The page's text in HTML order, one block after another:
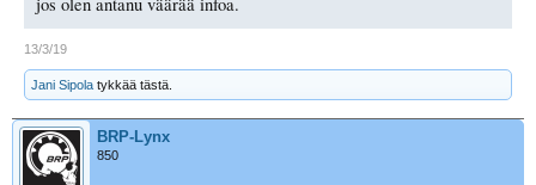
13/3/19
Jani Sipola tykkää tästä.
BRP-Lynx
850